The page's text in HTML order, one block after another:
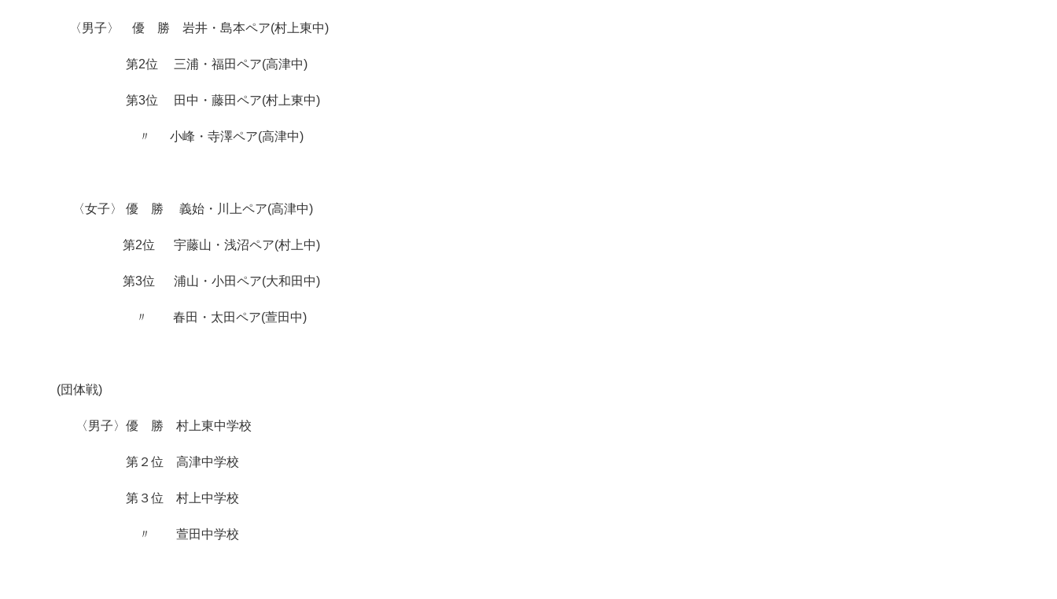
〈男子〉 優 勝 岩井・島本ペア(村上東中)
第2位 三浦・福田ペア(高津中)
第3位 田中・藤田ペア(村上東中)
〃 小峰・寺澤ペア(高津中)
〈女子〉 優 勝 義始・川上ペア(高津中)
第2位 宇藤山・浅沼ペア(村上中)
第3位 浦山・小田ペア(大和田中)
〃 春田・太田ペア(萱田中)
(団体戦)
〈男子〉優 勝 村上東中学校
第２位 高津中学校
第３位 村上中学校
〃 萱田中学校